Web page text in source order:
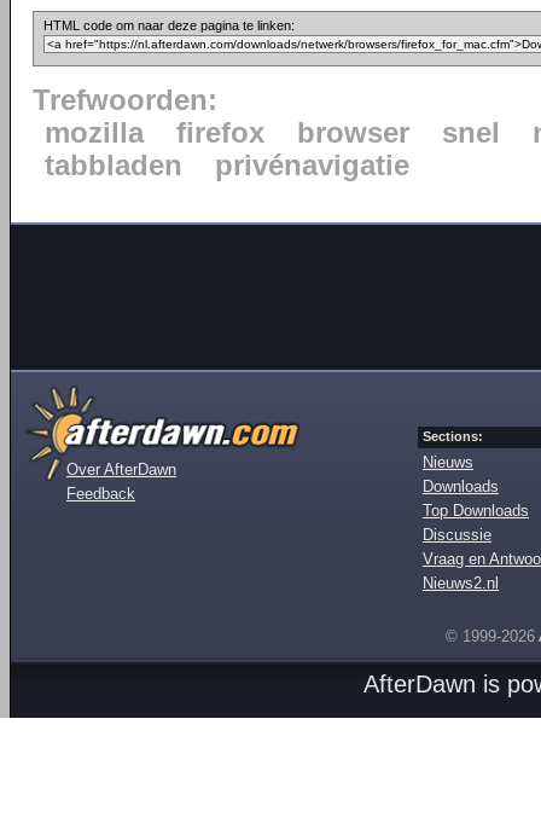
HTML code om naar deze pagina te linken:
Trefwoorden:
mozilla
firefox browser snel
tabbladen
privénavigatie
Over AfterDawn
Feedback
Sections:
Nieuws
Downloads
Top Downloads
Discussie
Vraag en
Nieuws2.nl
© 1999-2026
AfterDawn is